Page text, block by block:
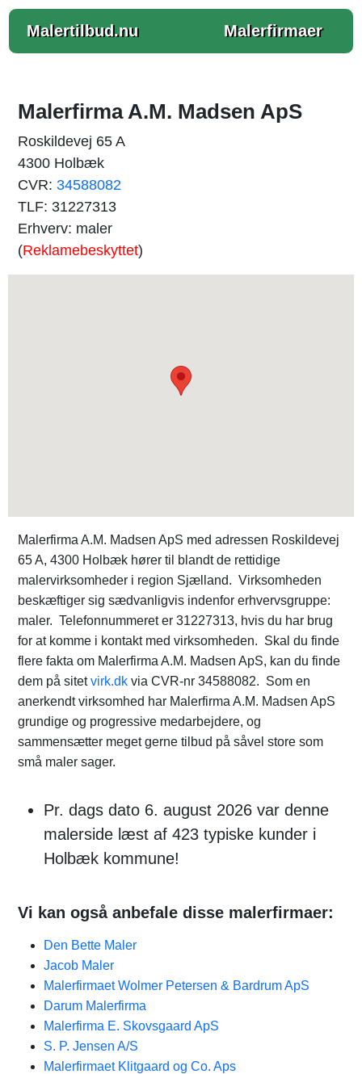
Malertilbud.nu Malerfirmaer
Malerfirma A.M. Madsen ApS
Roskildevej 65 A
4300 Holbæk
CVR: 34588082
TLF: 31227313
Erhverv: maler
(Reklamebeskyttet)
Malerfirma A.M. Madsen ApS med adressen Roskildevej
65 A, 4300 Holbæk hører til blandt de rettidige
malervirksomheder i region Sjælland. Virksomheden
beskæftiger sig sædvanligvis indenfor erhvervsgruppe:
maler. Telefonnummeret er 31227313, hvis du har brug
for at komme i kontakt med virksomheden. Skal du finde
flere fakta om Malerfirma A.M. Madsen ApS, kan du finde
dem på sitetvirk.dk via CVR-nr 34588082. Som en
anerkendt virksomhed har Malerfirma A.M. Madsen ApS
grundige og progressive medarbejdere, og
sammensætter meget gerne tilbud på såvel store som
små maler sager.
Pr. dags dato 6. august 2026 var denne
malerside læst af 423 typiske kunder i
Holbæk kommune!
Vi kan også anbefale disse malerfirmaer:
Den Bette Maler
Jacob Maler
Malerfirmaet Wolmer Petersen & Bardrum ApS
Darum Malerfirma
Malerfirma E. Skovsgaard ApS
S. P. Jensen A/S
Malerfirmaet Klitgaard og Co. Aps